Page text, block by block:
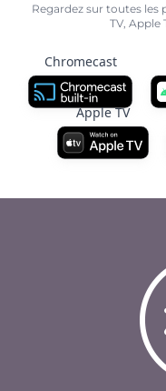
Regardez sur toutes les
TV, Apple
Chromecast
Apple TV